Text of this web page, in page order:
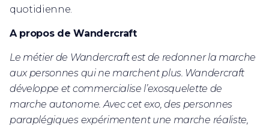
quotidienne.
A propos de Wandercraft
Le métier de Wandercraft est de redonner la marche
aux personnes qui ne marchent plus. Wandercraft
développe et commercialise l’exosquelette de
marche autonome. Avec cet exo, des personnes
paraplégiques expérimentent une marche réaliste,